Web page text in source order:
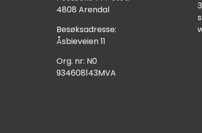
4808 Arendal
Besøksadresse:
Åsbieveien 11
Org. nr: N0
934608143MVA